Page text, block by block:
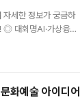
용한 웹 및 앱 서비스
기술을 활용한 신규서
실행이 가능한 아이디
자세한 정보가 궁금하
◎ 대회명AI·가상융합
누구나 ◎ 접수기간2
자유과제)- (성인) 19세
등) 및 국내 법인※ 법
화예술 아이디어